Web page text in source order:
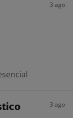
3 ago
3 ago